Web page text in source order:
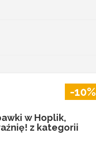
-10%
w Hoplik,
z kategorii